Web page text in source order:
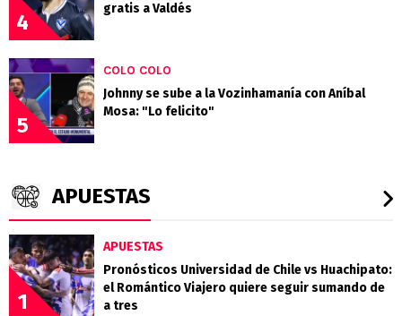
4
gratis a Valdés
5
COLO COLO
Johnny se sube a la Vozinhamanía con Aníbal
Mosa: "Lo felicito"
APUESTAS
1
APUESTAS
Pronósticos Universidad de Chile vs Huachipato:
el Romántico Viajero quiere seguir sumando de
a tres